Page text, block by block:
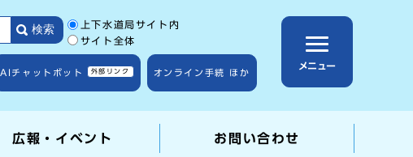
検索 サイト内検索の範囲
上下水道局サイト内
サイト全体
AIチャットボット 外部リンク オンライン手続 ほか
メニュー
広報・イベント お問い合わせ